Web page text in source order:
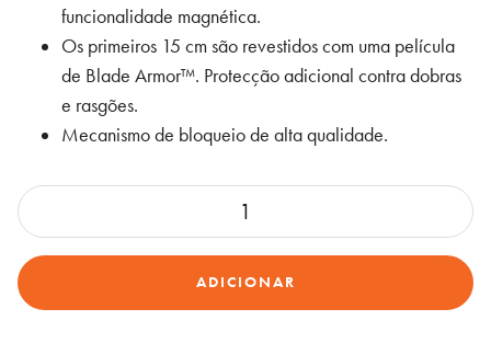
38,17 €.
27,17 €.
funcionalidade magnética.
Os primeiros 15 cm são revestidos com uma película
de Blade Armor™. Protecção adicional contra dobras
e rasgões.
Mecanismo de bloqueio de alta qualidade.
Quantidade
de
DWHT36928-
0
Fita
ADICIONAR